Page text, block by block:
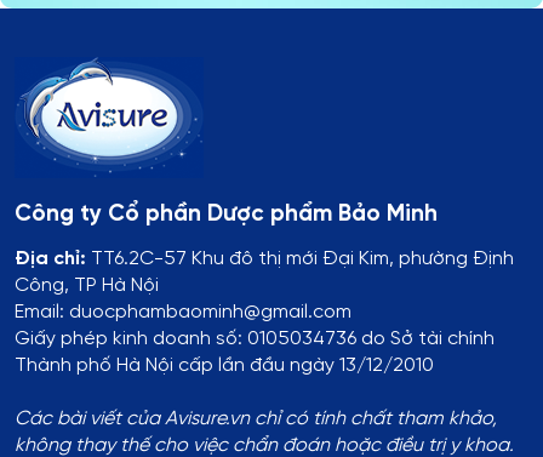
Công ty Cổ phần Dược phẩm Bảo Minh
Địa chỉ: TT6.2C-57 Khu đô thị mới Đại Kim, phường Định
Công, TP Hà Nội
Email: duocphambaominh@gmail.com
Giấy phép kinh doanh số: 0105034736 do Sở tài chính
Thành phố Hà Nội cấp lần đầu ngày 13/12/2010
Các bài viết của Avisure.vn chỉ có tính chất tham khảo,
không thay thế cho việc chẩn đoán hoặc điều trị y khoa.